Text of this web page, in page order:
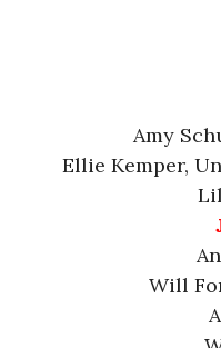
Amy
Ellie Kemper,
Will